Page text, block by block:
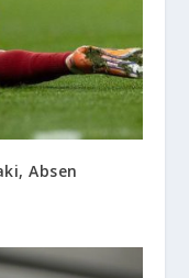
Absen